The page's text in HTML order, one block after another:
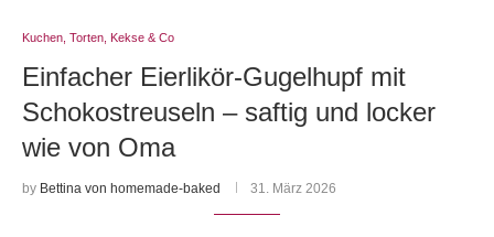
Kuchen, Torten, Kekse & Co
Einfacher Eierlikör-Gugelhupf mit
Schokostreuseln – saftig und locker
wie von Oma
by Bettina von homemade-baked 31. März 2026